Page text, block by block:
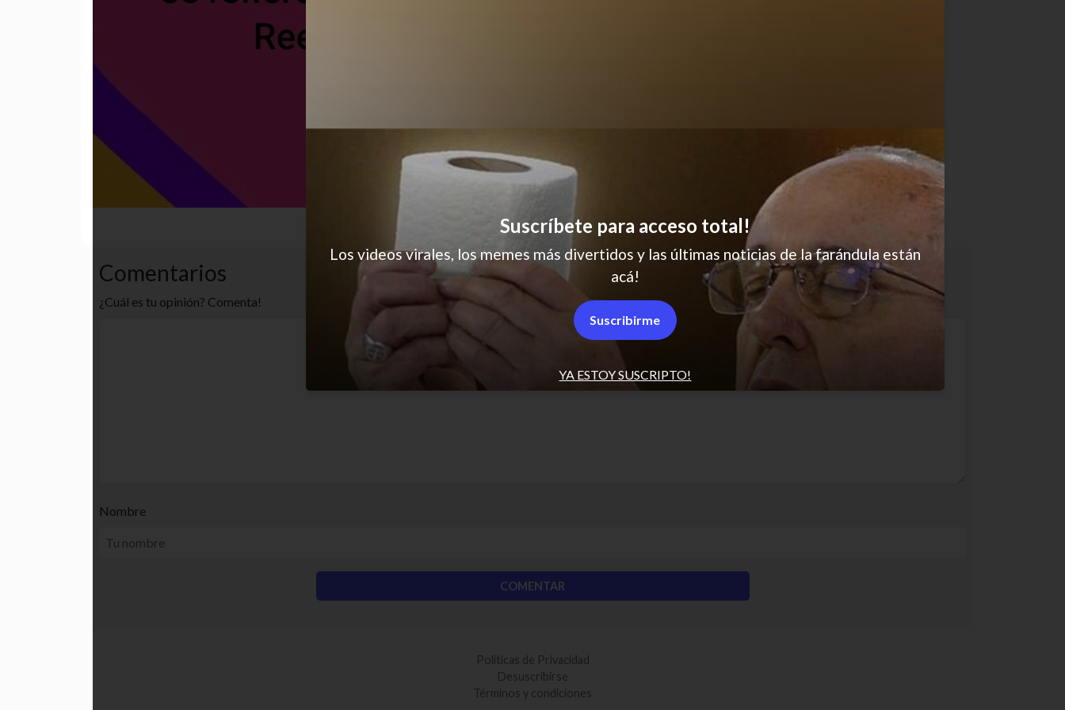
Comentarios
¿Cuál es tu opinión? Comenta!
Nombre
Políticas de Privacidad
Desuscribirse
Términos y condiciones
YA ESTOY SUSCRIPTO!
Suscríbete para acceso total!
Los videos virales, los memes más divertidos y las últimas noticias de la farándula están
acá!
Suscribirme